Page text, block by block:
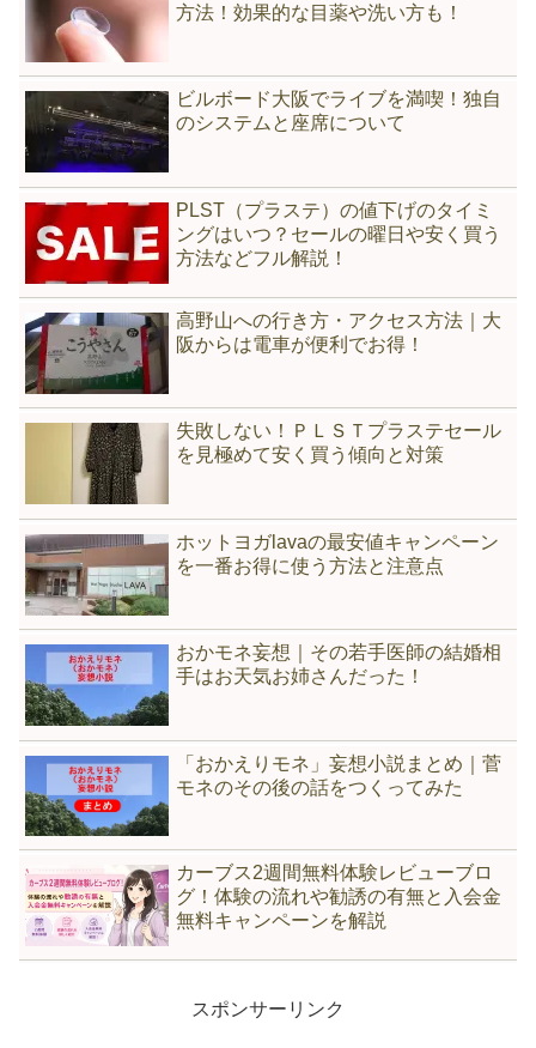
方法！効果的な目薬や洗い方も！
ビルボード大阪でライブを満喫！独自
のシステムと座席について
PLST（プラステ）の値下げのタイミ
ングはいつ？セールの曜日や安く買う
方法などフル解説！
高野山への行き方・アクセス方法｜大
阪からは電車が便利でお得！
失敗しない！ＰＬＳＴプラステセール
を見極めて安く買う傾向と対策
ホットヨガlavaの最安値キャンペーン
を一番お得に使う方法と注意点
おかモネ妄想｜その若手医師の結婚相
手はお天気お姉さんだった！
「おかえりモネ」妄想小説まとめ｜菅
モネのその後の話をつくってみた
カーブス2週間無料体験レビューブロ
グ！体験の流れや勧誘の有無と入会金
無料キャンペーンを解説
スポンサーリンク